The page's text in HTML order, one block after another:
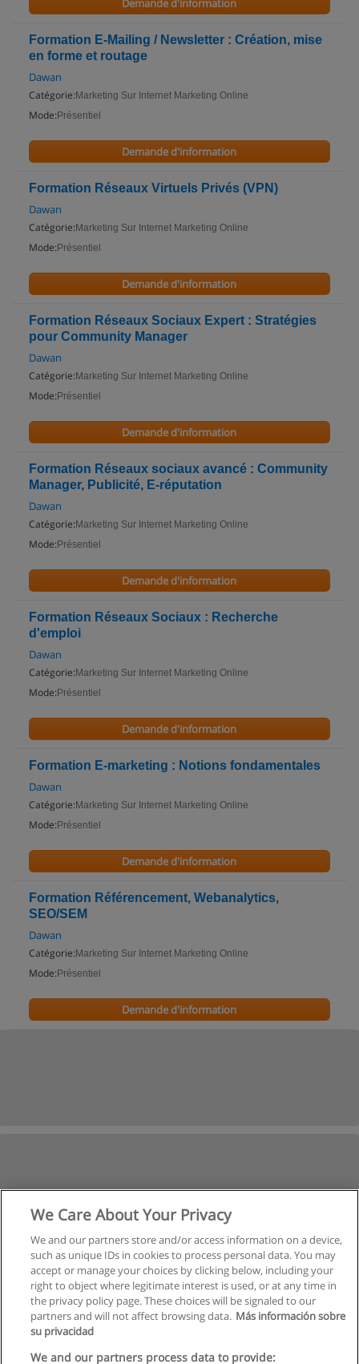
Demande d'information
Formation E-Mailing / Newsletter : Création, mise
en forme et routage
Dawan
Catégorie: Marketing Sur Internet Marketing Online
Mode: Présentiel
Demande d'information
Formation Réseaux Virtuels Privés (VPN)
Dawan
Catégorie: Marketing Sur Internet Marketing Online
Mode: Présentiel
Demande d'information
Formation Réseaux Sociaux Expert : Stratégies
pour Community Manager
Dawan
Catégorie: Marketing Sur Internet Marketing Online
Mode: Présentiel
Demande d'information
Formation Réseaux sociaux avancé : Community
Manager, Publicité, E-réputation
Dawan
Catégorie: Marketing Sur Internet Marketing Online
Mode: Présentiel
Demande d'information
Formation Réseaux Sociaux : Recherche
d'emploi
Dawan
Catégorie: Marketing Sur Internet Marketing Online
Mode: Présentiel
Demande d'information
Formation E-marketing : Notions fondamentales
Dawan
Catégorie: Marketing Sur Internet Marketing Online
Mode: Présentiel
Demande d'information
Formation Référencement, Webanalytics,
SEO/SEM
Dawan
Catégorie: Marketing Sur Internet Marketing Online
Mode: Présentiel
Demande d'information
We Care About Your Privacy
We and our partners store and/or access information on a device,
such as unique IDs in cookies to process personal data. You may
accept or manage your choices by clicking below, including your
right to object where legitimate interest is used, or at any time in
the privacy policy page. These choices will be signaled to our
partners and will not affect browsing data. Más información sobre
su privacidad
We and our partners process data to provide: